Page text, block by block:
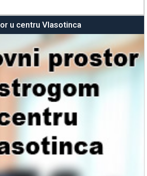
u centru Vlasotinca